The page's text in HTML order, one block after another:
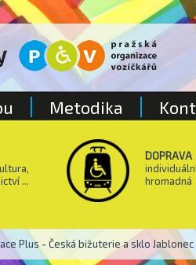
...
DOPRAVA
hromadná
Plus - Česká bižuterie a sklo
Metodika